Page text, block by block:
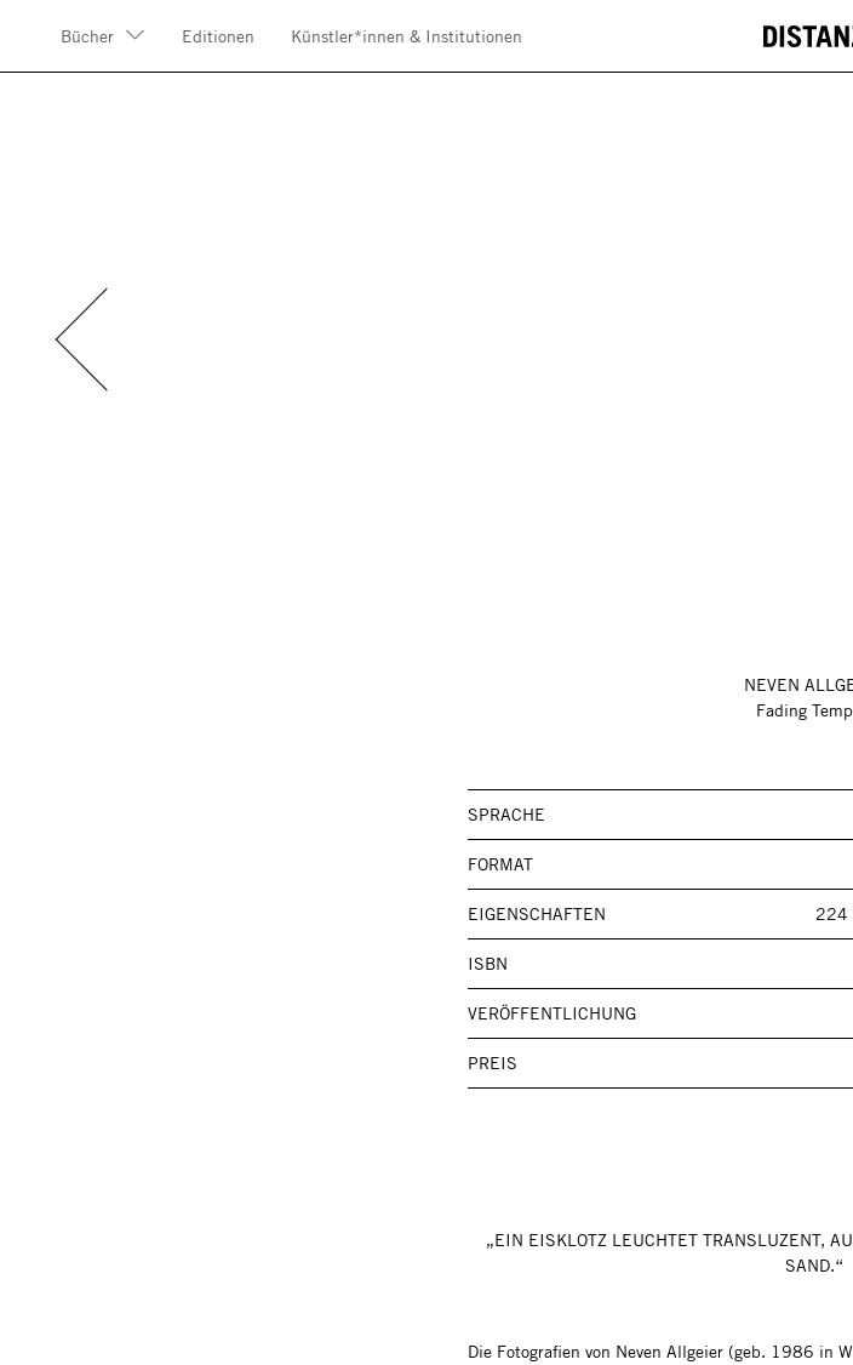
Bücher
Editionen Künstler*innen & Institutionen
NEVEN
Fading
SPRACHE
FORMAT
EIGENSCHAFTEN 224
ISBN
VERÖFFENTLICHUNG
PREIS
„EIN EISKLOTZ LEUCHTET TRANSLUZENT,
SAND.“
Die Fotografien von Neven Allgeier (geb. 1986 in